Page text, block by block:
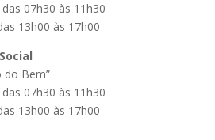
07h30 às 11h30
13h00 às 17h00
do Bem”
07h30 às 11h30
13h00 às 17h00